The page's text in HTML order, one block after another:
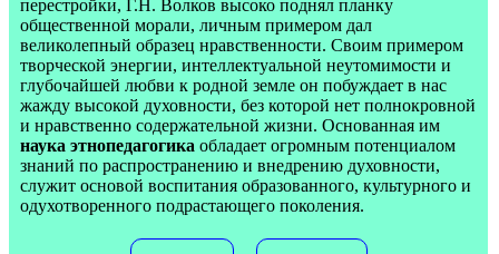
перестройки, Г.Н. Волков высоко поднял планку
общественной морали, личным примером дал
великолепный образец нравственности. Своим примером
творческой энергии, интеллектуальной неутомимости и
глубочайшей любви к родной земле он побуждает в нас
жажду высокой духовности, без которой нет полнокровной
и нравственно содержательной жизни. Основанная им
наука этнопедагогика обладает огромным потенциалом
знаний по распространению и внедрению духовности,
служит основой воспитания образованного, культурного и
одухотворенного подрастающего поколения.